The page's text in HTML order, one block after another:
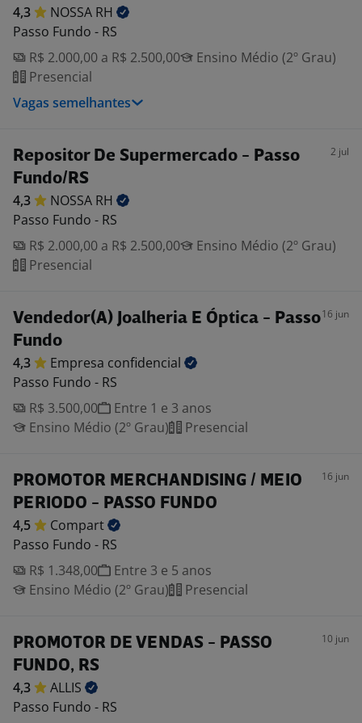
4,3 NOSSA RH
Passo Fundo - RS
R$ 2.000,00 a R$ 2.500,00
Ensino Médio (2º Grau)
Presencial
Vagas semelhantes
Repositor De Supermercado - Passo
Fundo/RS
2 jul
4,3 NOSSA RH
Passo Fundo - RS
R$ 2.000,00 a R$ 2.500,00
Ensino Médio (2º Grau)
Presencial
Vendedor(A) Joalheria E Óptica - Passo
Fundo
16 jun
4,3 Empresa confidencial
Passo Fundo - RS
R$ 3.500,00
Entre 1 e 3 anos
Ensino Médio (2º Grau)
Presencial
PROMOTOR MERCHANDISING / MEIO
PERIODO - PASSO FUNDO
16 jun
4,5
Compart
Passo Fundo - RS
R$ 1.348,00
Entre 3 e 5 anos
Ensino Médio (2º Grau)
Presencial
PROMOTOR DE VENDAS - PASSO
FUNDO, RS
10 jun
4,3
ALLIS
Passo Fundo - RS